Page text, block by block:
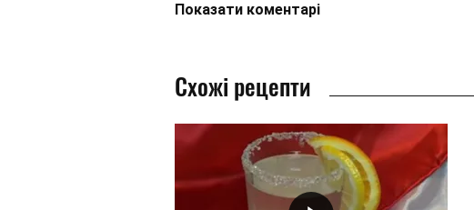
Показати коментарі
Схожі рецепти